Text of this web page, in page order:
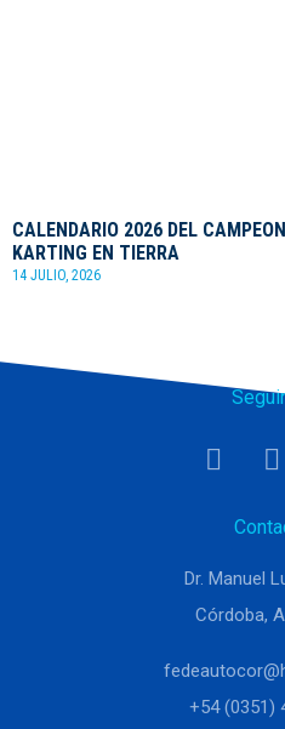
CALENDARIO 2026 DEL
KARTING EN TIERRA
14 JULIO, 2026
Dr. Manuel
Córdoba,
+54 (0351)